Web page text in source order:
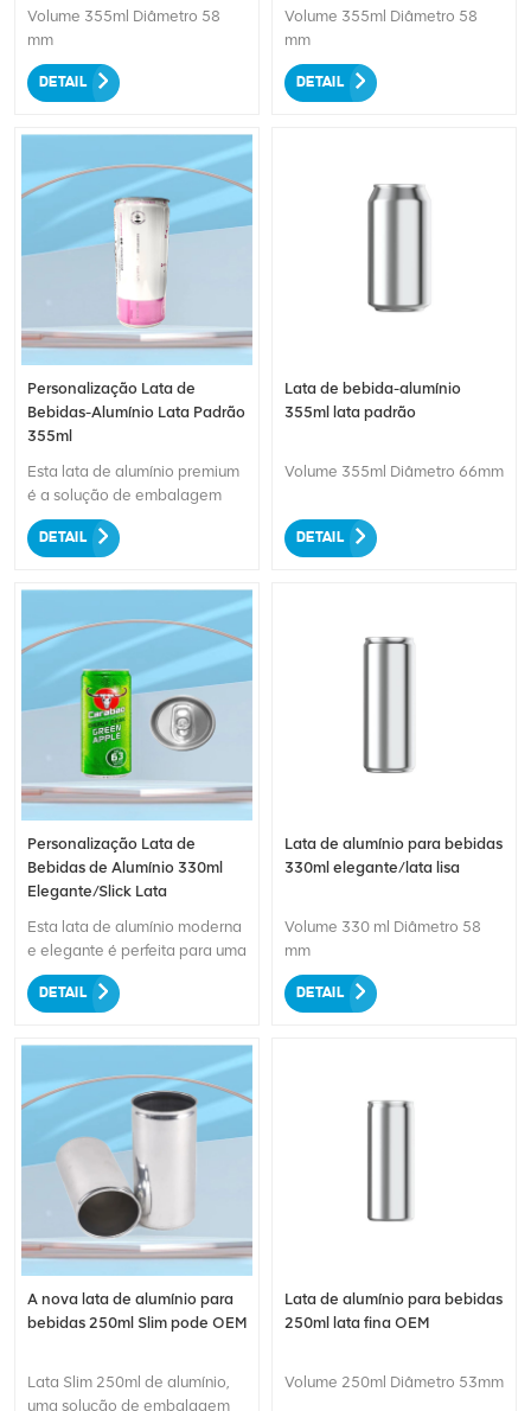
dos consumidores em relação
a embalagens
Junte-se a nós para abraçar
um futuro sustentável e
conveniente e
ambientalmente responsável.
Volume 355ml Diâmetro 58
mm
DETAIL
Volume 355ml Diâmetro 58
mm
DETAIL
Personalização Lata de
Bebidas-Alumínio Lata Padrão
355ml
Esta lata de alumínio premium
é a solução de embalagem
perfeita para uma variedade
de bebidas. Trabalhada com
garante durabilidade e frescor.
personalizáveis, você pode
criar designs e logotipos
exclusivos para destacar seu
produto. O tamanho padrão
de 355ml oferece
comodidade para os
consumidores, garantindo uma
ampla porção de suas bebidas
nossa lata padrão de alumínio
personalizável e deixe uma
impressão duradoura em seus
clientes!
DETAIL
Lata de bebida-alumínio
355ml lata padrão
Volume 355ml Diâmetro 66mm
DETAIL
Personalização Lata de
Bebidas de Alumínio 330ml
Elegante/Slick Lata
Esta lata de alumínio moderna
e elegante é perfeita para uma
variedade de bebidas,
incluindo refrigerantes,
muito mais. Fabricada em
alumínio de alta qualidade,
garante durabilidade e frescor
à sua bebida. Com opções de
marca personalizáveis, você
pode exibir seu design e
logotipo exclusivos,
destacando seu produto nas
prateleiras das lojas. O design
elegante e a capacidade de
para consumo em movimento.
Eleve a embalagem de sua
lata de alumínio
personalizável!
DETAIL
Lata de alumínio para bebidas
330ml elegante/lata lisa
Volume 330 ml Diâmetro 58
mm
DETAIL
A nova lata de alumínio para
bebidas 250ml Slim pode OEM
Lata Slim 250ml de alumínio,
uma solução de embalagem
Lata de alumínio para bebidas
250ml lata fina OEM
Volume 250ml Diâmetro 53mm